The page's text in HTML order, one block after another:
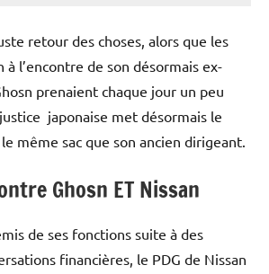
retour des choses, alors que les
à l’encontre de son désormais ex-
prenaient chaque jour un peu
japonaise met désormais le
même sac que son ancien dirigeant.
Ghosn ET Nissan
de ses fonctions suite à des
financières, le PDG de Nissan